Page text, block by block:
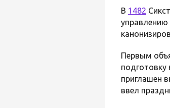
В 1482
управлению
Первым
приглашен
ввел